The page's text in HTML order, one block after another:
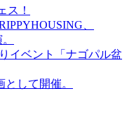
ス！
、
イベント「ナゴパル盆
して開催。